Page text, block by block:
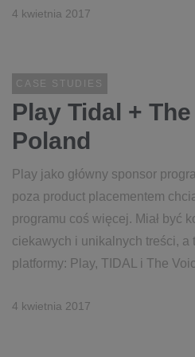
4 kwietnia 2017
CASE STUDIES
Play Tidal +
Poland
Play jako główny sponsor
poza product placementem
programu coś więcej. Miał być
ciekawych i unikalnych treści, a
platformy: Play, TIDAL i The
4 kwietnia 2017